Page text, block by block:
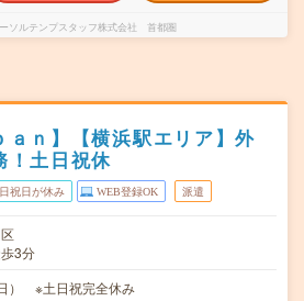
ソルテンプスタッフ株式会社 首都圏
ａｎ】【横浜駅エリア】外
！土日祝休
祝日が休み WEB登録OK 派遣
3分
） ※土日祝完全休み